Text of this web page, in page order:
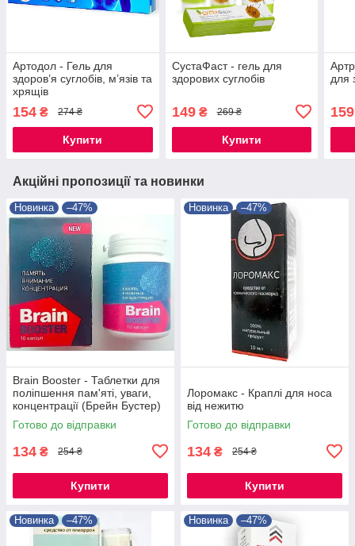
Артодол - Гель для
здоров’я суглобів, м’язів та
хрящів
154 ₴ 274 ₴
Купити
СустаФаст - гель для
здорових суглобів
149₴ 269 ₴
Купити
для
159
Акційні пропозиції та новинки
Новинка –47%
Brain Booster - Таблетки для
поліпшення пам'яті, уваги,
концентрації (Брейн Бустер)
Готово до відправки
134 ₴ 254 ₴
Купити
Новинка –47%
Лоромакс - Краплі для носа
від нежитю
Готово до відправки
134 ₴ 254 ₴
Купити
Новинка –47% Новинка –47%